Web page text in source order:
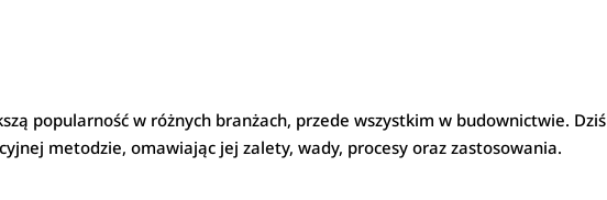
popularność w różnych branżach, przede wszystkim w budownictwie. Dziś
metodzie, omawiając jej zalety, wady, procesy oraz zastosowania.